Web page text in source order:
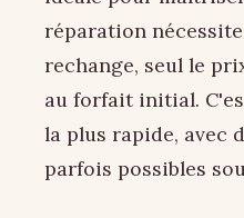
réparation
rechange, seul le
au forfait initial.
la plus rapide, avec
parfois possibles